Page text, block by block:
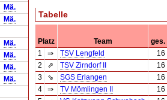
Mä.
Mä.
Mä.
Mä.
Mä.
Mä.
Tabelle
Platz Team
ges.
1
⇒ TSV Lengfeld
16
2
⇗ TSV Zirndorf II
16
3
⇘ SGS Erlangen
16
4
⇒ TV Mömlingen II
16